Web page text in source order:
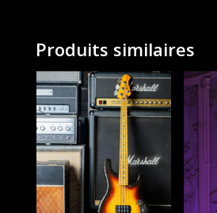
Produits similaires